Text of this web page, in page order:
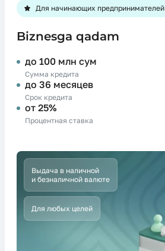
Для начинающих предпринимателей
Biznesga qadam
до 100 млн сум
Сумма кредита
до 36 месяцев
Срок кредита
от 25%
Процентная ставка
Выдача в наличной
и безналичной валюте
Для любых целей